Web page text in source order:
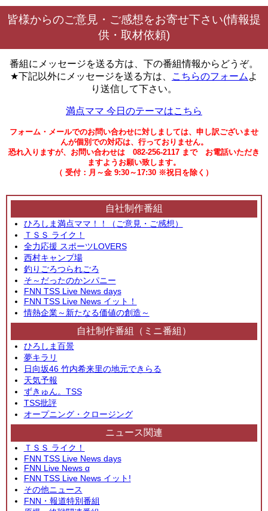
皆様からのご意見・ご感想をお寄せ下さい(情報提
供・取材依頼)
番組にメッセージを送る方は、下の番組情報からどうぞ。
★下記以外にメッセージを送る方は、
こちらのフォーム よ
り送信して下さい。
満点ママ 今日のテーマはこちら
フォーム・メールでのお問い合わせに対しましては、申し訳ございませ
んが個別での対応は、行っておりません。
恐れ入りますが、お問い合わせは 082-256-2117 まで お電話いただき
ますようお願い致します。
（ 受付：月～金 9:30～17:30 ※祝日を除く）
自社制作番組
ひろしま満点ママ！！（ご意見・ご感想）
ＴＳＳ ライク！
全力応援 スポーツLOVERS
西村キャンプ場
釣りごろつられごろ
そ～だったのかンパニー
FNN TSS Live News days
FNN TSS Live News イット！
情熱企業～新たなる価値の創造～
自社制作番組（ミニ番組）
ひろしま百景
夢キラリ
日向坂46 竹内希来里の地元できらる
天気予報
ずきゅん。TSS
TSS批評
オープニング・クロージング
ニュース関連
ＴＳＳ ライク！
FNN TSS Live News days
FNN Live News α
FNN TSS Live News イット!
その他ニュース
FNN・報道特別番組